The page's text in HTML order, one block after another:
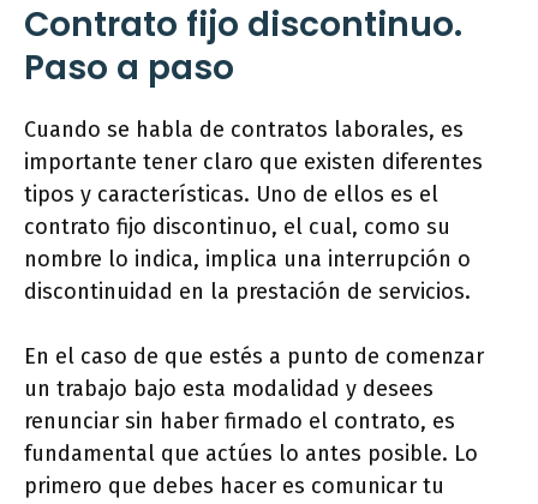
Contrato fijo discontinuo.
Paso a paso
Cuando se habla de contratos laborales, es
importante tener claro que existen diferentes
tipos y características. Uno de ellos es el
contrato fijo discontinuo, el cual, como su
nombre lo indica, implica una interrupción o
discontinuidad en la prestación de servicios.
En el caso de que estés a punto de comenzar
un trabajo bajo esta modalidad y desees
renunciar sin haber firmado el contrato, es
fundamental que actúes lo antes posible. Lo
primero que debes hacer es comunicar tu